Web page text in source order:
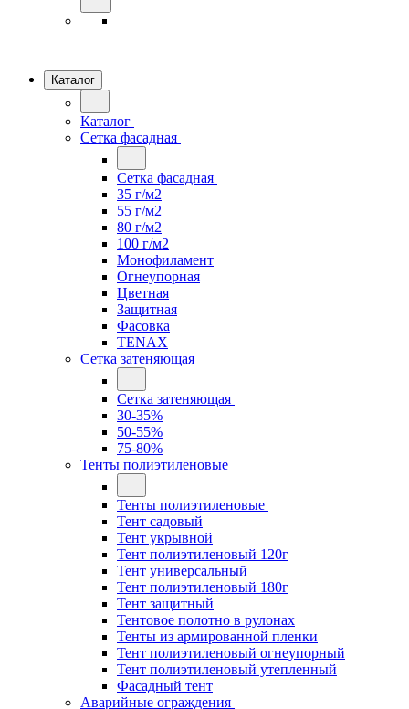
Каталог
Каталог
Сетка фасадная
Сетка фасадная
35 г/м2
55 г/м2
80 г/м2
100 г/м2
Монофиламент
Огнеупорная
Цветная
Защитная
Фасовка
TENAX
Сетка затеняющая
Сетка затеняющая
30-35%
50-55%
75-80%
Тенты полиэтиленовые
Тенты полиэтиленовые
Тент садовый
Тент укрывной
Тент полиэтиленовый 120г
Тент универсальный
Тент полиэтиленовый 180г
Тент защитный
Тентовое полотно в рулонах
Тенты из армированной пленки
Тент полиэтиленовый огнеупорный
Тент полиэтиленовый утепленный
Фасадный тент
Аварийные ограждения